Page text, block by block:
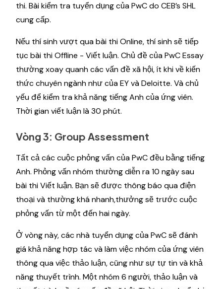
thi. Bài kiểm tra tuyển dụng của PwC do CEB’s SHL
cung cấp.
Nếu thí sinh vượt qua bài thi Online, thí sinh sẽ tiếp
tục bài thi Offline - Viết luận. Chủ đề của PwC Essay
thường xoay quanh các vấn đề xã hội, ít khi về kiến
thức chuyên ngành như của EY và Deloitte. Và chủ
yếu để kiểm tra khả năng tiếng Anh của ứng viên.
Thời gian viết luận là 30 phút.
Vòng 3: Group Assessment
Tất cả các cuộc phỏng vấn của PwC đều bằng tiếng
Anh. Phỏng vấn nhóm thường diễn ra 10 ngày sau
bài thi Viết luận. Bạn sẽ được thông báo qua điện
thoại và thường khá nhanh,thưởng sẽ trước cuộc
phỏng vấn từ một đến hai ngày.
Ở vòng này, các nhà tuyển dụng của PwC sẽ đánh
giá khả năng hợp tác và làm việc nhóm của ứng viên
thông qua việc thảo luận, cũng như sự tự tin và khả
năng thuyết trình. Một nhóm 6 người, thảo luận và